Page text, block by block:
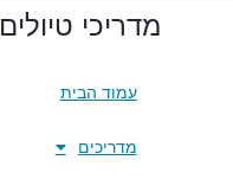
מדריכי טיולים
עמוד הבית
מדריכים